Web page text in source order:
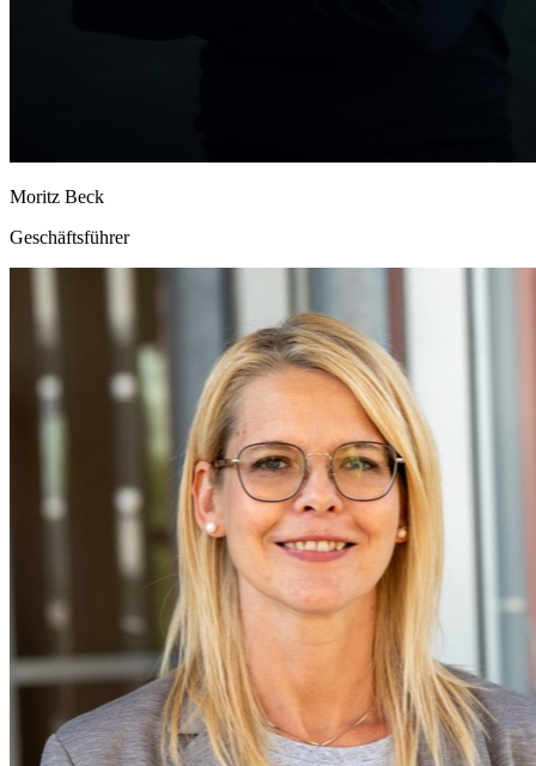
Moritz Beck
Geschäftsführer